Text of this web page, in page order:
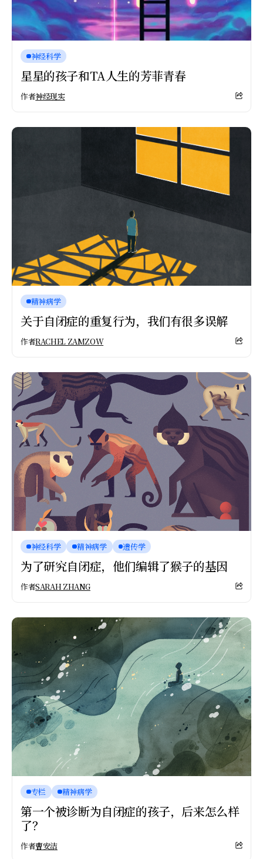
神经科学
星星的孩子和TA人生的芳菲青春
作者神经现实
精神病学
关于自闭症的重复行为，我们有很多误解
作者RACHEL ZAMZOW
神经科学 精神病学 遗传学
为了研究自闭症，他们编辑了猴子的基因
作者SARAH ZHANG
专栏 精神病学
第一个被诊断为自闭症的孩子，后来怎么样
了？
作者曹安洁